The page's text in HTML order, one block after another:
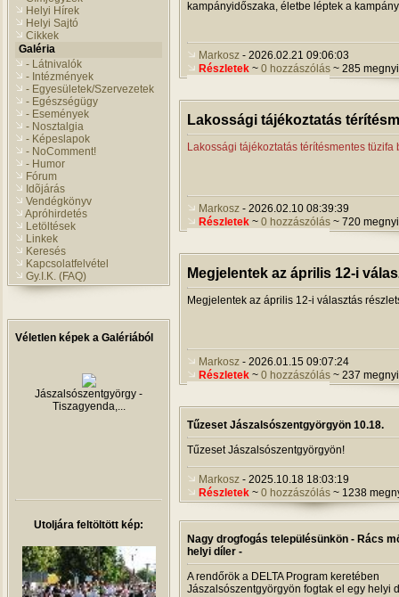
Helyi Hírek
Helyi Sajtó
Cikkek
Galéria
- Látnivalók
- Intézmények
- Egyesületek/Szervezetek
- Egészségügy
- Események
- Nosztalgia
- Képeslapok
- NoComment!
- Humor
Fórum
Idõjárás
Vendégkönyv
Apróhirdetés
Letöltések
Linkek
Keresés
Kapcsolatfelvétel
Gy.I.K. (FAQ)
Véletlen képek a Galériából
Tûzoltóverseny 2009
Utoljára feltöltött kép:
kampányidőszaka, életbe léptek a
Markosz - 2026.02.21 09:06:03
Részletek ~ 0 hozzászólás ~ 285
Lakossági tájékoztatás
Lakossági tájékoztatás térítésmentes tüzifa
Markosz - 2026.02.10 08:39:39
Részletek ~ 0 hozzászólás ~ 720
Megjelentek az április 12-i
Megjelentek az április 12-i választás
Markosz - 2026.01.15 09:07:24
Részletek ~ 0 hozzászólás ~ 237
Tűzeset Jászalsószentgyörgyön 10.18.
Tűzeset Jászalsószentgyörgyön!
Markosz - 2025.10.18 18:03:19
Részletek ~ 0 hozzászólás ~ 1238
Nagy drogfogás településünkön - Rács
helyi díler -
A rendőrök a DELTA Program keretében
Jászalsószentgyörgyön fogtak el egy helyi